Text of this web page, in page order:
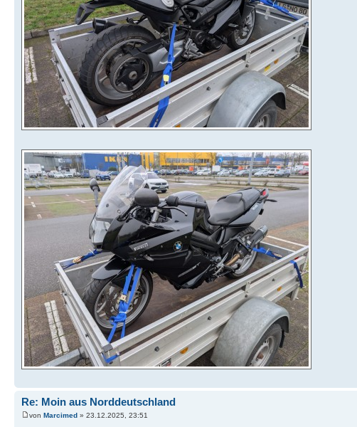
Re: Moin aus Norddeutschland
von Marcimed » 23.12.2025, 23:51